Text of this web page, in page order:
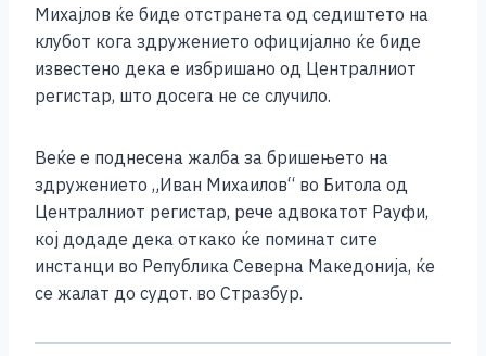
Михајлов ќе биде отстранета од седиштето на
клубот кога здружението официјално ќе биде
известено дека е избришано од Централниот
регистар, што досега не се случило.
Веќе е поднесена жалба за бришењето на
здружението „Иван Михаилов“ во Битола од
Централниот регистар, рече адвокатот Рауфи,
кој додаде дека откако ќе поминат сите
инстанци во Република Северна Македонија, ќе
се жалат до судот. во Стразбур.